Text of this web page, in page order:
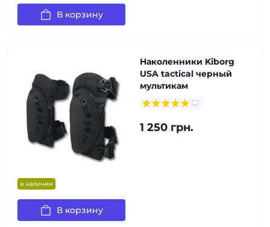
В корзину
в наличии
Наколенники Kiborg
USA tactical черный
мультикам
1 250 грн.
В корзину